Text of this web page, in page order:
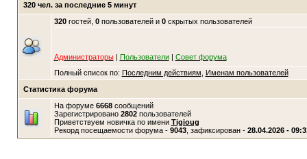
320 чел. за последние 5 минут
320гостей, 0пользователей и 0скрытых пользователей
Администраторы| Пользователи| Совет форума
Полный список по: Последним действиям
Именам пользователей
Статистика форума
На форуме 6668сообщений
Зарегистрировано 2802пользователей
Приветствуем новичка по имени Tigioug
Рекорд посещаемости форума - 9043, зафиксирован - 28.04.2026 -